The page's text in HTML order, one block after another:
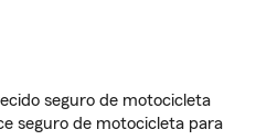
seguro de motocicleta
seguro de motocicleta para